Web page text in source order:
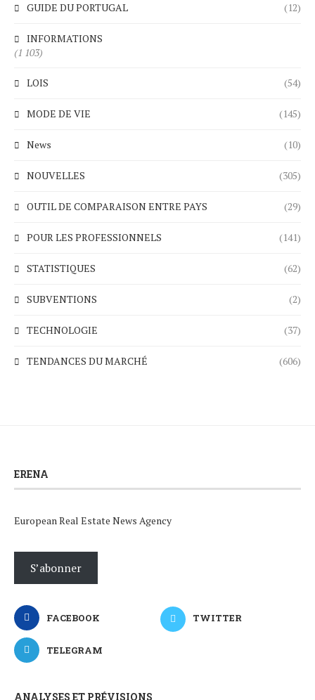
GUIDE DU PORTUGAL (12)
INFORMATIONS
(1 103)
LOIS (54)
MODE DE VIE (145)
News (10)
NOUVELLES (305)
OUTIL DE COMPARAISON ENTRE PAYS (29)
POUR LES PROFESSIONNELS (141)
STATISTIQUES (62)
SUBVENTIONS (2)
TECHNOLOGIE (37)
TENDANCES DU MARCHÉ (606)
ERENA
European Real Estate News Agency
S’abonner
FACEBOOK TWITTER
TELEGRAM
ANALYSES ET PRÉVISIONS